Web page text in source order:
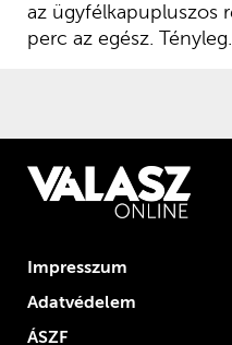
az ügyfélkapupluszos
perc az egész. Tényleg.
Impresszum
Adatvédelem
ÁSZF